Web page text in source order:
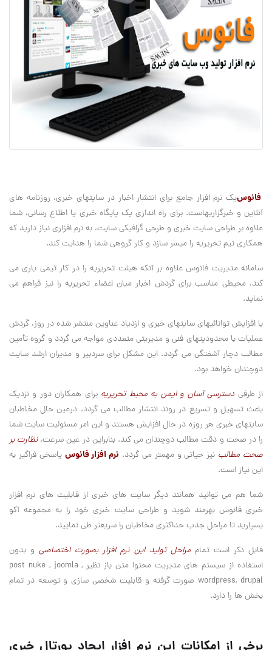
فانوسيک نرم افزار جامع برای انتشار اخبار در سايتهای خبری، روزنامه های
آنلاين و خبرگزاريهاست. برای راه اندازی يک پايگاه خبری يا اطلاع رسانی، شما
علاوه بر طراحی سايت خبری و طرحی گرافيکی سايت، به نرم افزاری نياز داريد که
همکاری تيم تحريريه را ميسر سازد و کار گروهی شما را هدايت کند.
سامانه مدیریت فانوس علاوه بر آنکه هيئت تحريريه را در کار تيمی ياری می
کند، محيطی مناسب برای گردش اخبار ميان اعضاء تحريريه را نیز فراهم می
نمايد.
با افزايش توانائيهای سايتهای خبری و ازدياد عناوين منتشر شده در روز، گردش
عمليات با محدوديتهای فنی و مديريتی متعددی مواجه می گردد و گروه تأمين
مطالب دچار آشفتگی می گردد. اين مشکل برای سردبير و مديران ارشد سايت
دوچندان خواهد بود.
از طرفی دسترسی آسان و ايمن به محيط تحريريه برای همکاران دور و نزديک
باعث تسهيل و تسريع در روند انتشار مطالب می گردد. درعين حال مخاطبان
سايتهای خبری هر روزه در حال افزايش هستند و اين امر مسئوليت سايت شما
را در صحت و دقت مطالب دوچندان می کند. بنابراين در عين سرعت،نظارت بر
صحت مطالب نيز حياتی و مهمتر می گردد. نرم افزار فانوس پاسخی فراگير به
اين نياز است.
شما هم می توانيد همانند دیگر سايت های خبری از قابليت های نرم افزار
خبری فانوس بهرمند شويد و طراحی سايت خبری خود را به مجموعه آکو
بسپاريد تا مراحل جذب حداکثری مخاطبان را سريعتر طی نماييد.
قابل ذکر است تماممراحل تولید این نرم افزار بصورت اختصاصیو بدون
استفاده از سیستم های مدیریت محتوا متن باز نظیر post nuke , joomla ,
wordpress, drupal صورت گرفته و قابلیت شخصی سازی و توسعه در تمام
بخش ها را دارد.